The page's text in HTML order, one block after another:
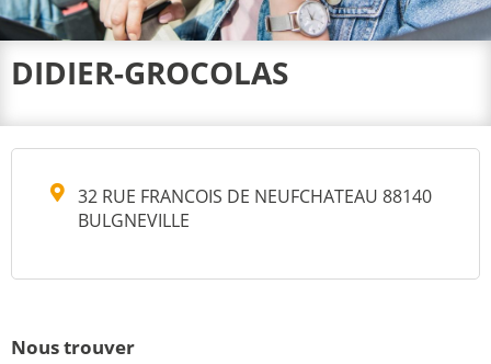
DIDIER-GROCOLAS
32 RUE FRANCOIS DE NEUFCHATEAU 88140
BULGNEVILLE
Nous trouver